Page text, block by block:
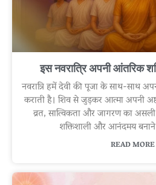
इस नवरात्रि अपनी आंतरिक
नवरात्रि हमें देवी की पूजा के साथ-साथ
कराती है। शिव से जुड़कर आत्मा अपनी
व्रत, सात्विकता और जागरण का
शक्तिशाली और आनंदमय बनाने
READ